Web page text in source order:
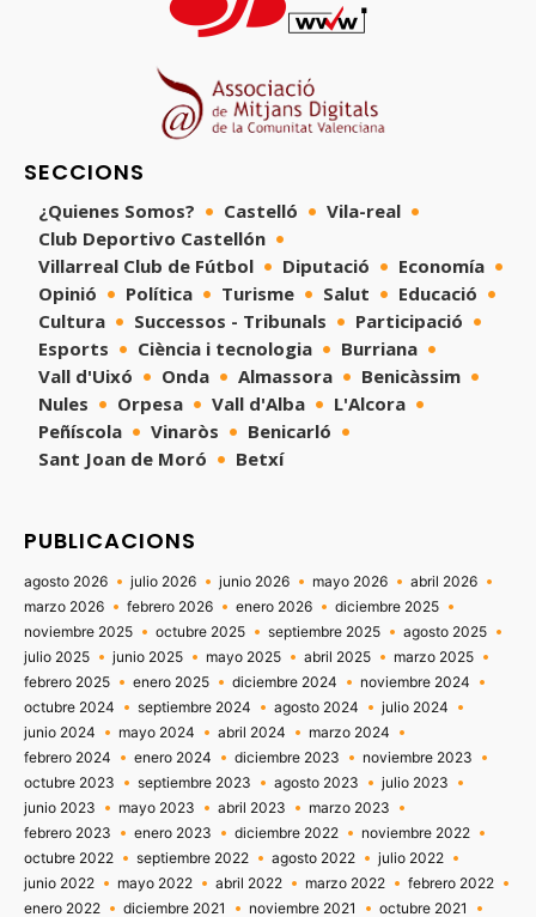
SECCIONS
¿Quienes Somos? Castelló
Vila-real
Club Deportivo Castellón
Villarreal Club de Fútbol
Diputació
Economía
Opinió
Política Turisme Salut
Educació
Cultura
Successos - Tribunals
Participació
Esports
Ciència i tecnologia
Burriana
Vall d'Uixó
Onda Almassora
Benicàssim
Nules
Orpesa Vall d'Alba
L'Alcora
Peñíscola
Vinaròs
Benicarló
Sant Joan de Moró
Betxí
PUBLICACIONS
agosto 2026 julio 2026 junio 2026 mayo 2026
abril 2026
marzo 2026
febrero 2026 enero 2026
diciembre 2025
noviembre 2025
octubre 2025 septiembre 2025
agosto 2025
julio 2025
junio 2025 mayo 2025 abril 2025
marzo 2025
febrero 2025
enero 2025 diciembre 2024
noviembre 2024
octubre 2024
septiembre 2024 agosto 2024
julio 2024
junio 2024
mayo 2024 abril 2024
marzo 2024
febrero 2024
enero 2024 diciembre 2023
noviembre 2023
octubre 2023
septiembre 2023 agosto 2023
julio 2023
junio 2023
mayo 2023 abril 2023
marzo 2023
febrero 2023
enero 2023 diciembre 2022
noviembre 2022
octubre 2022
septiembre 2022 agosto 2022
julio 2022
junio 2022
mayo 2022 abril 2022 marzo 2022
febrero 2022
enero 2022
diciembre 2021 noviembre 2021
octubre 2021